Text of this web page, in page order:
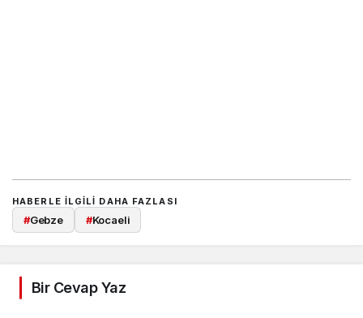
HABERLE ILGILI DAHA FAZLASI
#Gebze #Kocaeli
Bir Cevap Yaz